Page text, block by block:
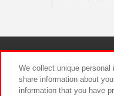
We collect unique
share information about
information that you have